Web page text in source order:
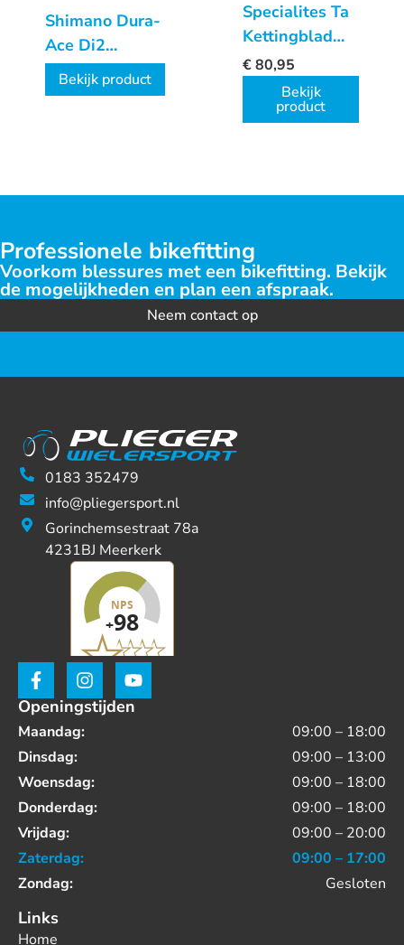
Shimano Dura-
Ace Di2
Achterderailleur
IRD9070
Bekijk product
Specialites Ta
Kettingblad
X110 (11s)
Steek 110 50t
Buiten
€80,95
Bekijk
product
Professionele bikefitting
Voorkom blessures met een bikefitting. Bekijk
de mogelijkheden en plan een afspraak.
Neem contact op
0183 352479
info@pliegersport.nl
Gorinchemsestraat 78a
4231BJ Meerkerk
Openingstijden
Maandag:
09:00 – 18:00
Dinsdag:
09:00 – 13:00
Woensdag:
09:00 – 18:00
Donderdag:
09:00 – 18:00
Vrijdag:
09:00 – 20:00
Zaterdag:
09:00 – 17:00
Zondag:
Gesloten
Links
Home